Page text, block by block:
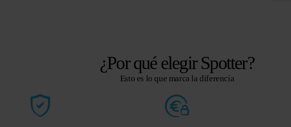
¿Por qué elegir Spotter?
Esto es lo que marca la diferencia